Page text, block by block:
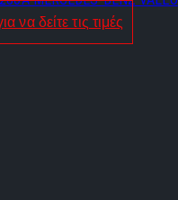
να δείτε τις τιμές